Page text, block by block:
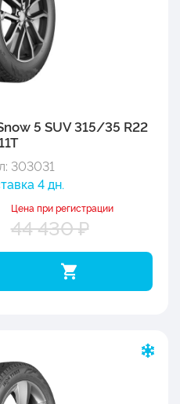
5 SUV 315/35 R22
303031
4 дн.
Цена при регистрации
44 430 ₽